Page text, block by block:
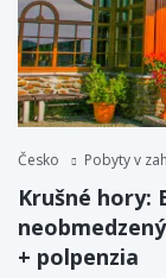
Česko Pobyty v
Krušné hory:
+ polpenzia